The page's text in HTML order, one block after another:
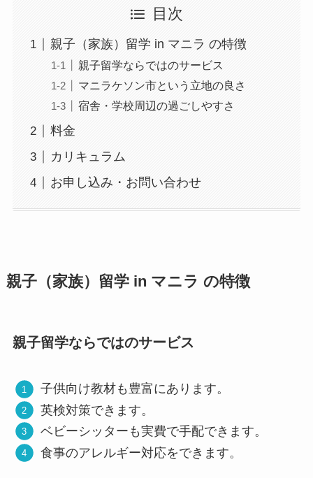
目次
親子（家族）留学 in マニラ の特徴
親子留学ならではのサービス
マニラケソン市という立地の良さ
宿舎・学校周辺の過ごしやすさ
料金
カリキュラム
お申し込み・お問い合わせ
親子（家族）留学 in マニラ の特徴
親子留学ならではのサービス
子供向け教材も豊富にあります。
英検対策できます。
ベビーシッターも実費で手配できます。
食事のアレルギー対応をできます。